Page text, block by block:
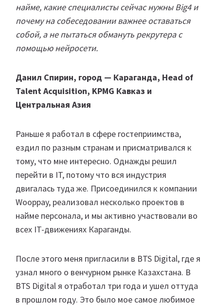
найме, какие специалисты сейчас нужны Big4 и
почему на собеседовании важнее оставаться
собой, а не пытаться обмануть рекрутера с
помощью нейросети.
Данил Спирин, город — Караганда, Head of
Talent Acquisition, KPMG Кавказ и
Центральная Азия
Раньше я работал в сфере гостеприимства,
ездил по разным странам и присматривался к
тому, что мне интересно. Однажды решил
перейти в IT, потому что вся индустрия
двигалась туда же. Присоединился к компании
Wooppay, реализовал несколько проектов в
найме персонала, и мы активно участвовали во
всех IT-движениях Караганды.
После этого меня пригласили в BTS Digital, где я
узнал много о венчурном рынке Казахстана. В
BTS Digital я отработал три года и ушел оттуда
в прошлом году. Это было мое самое любимое